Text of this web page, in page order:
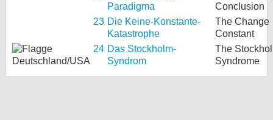
Paradigma
Conclusion
23 Die Keine-Konstante-
Katastrophe
The Change
Constant
24 Das Stockholm-
Syndrom
The
Syndrome